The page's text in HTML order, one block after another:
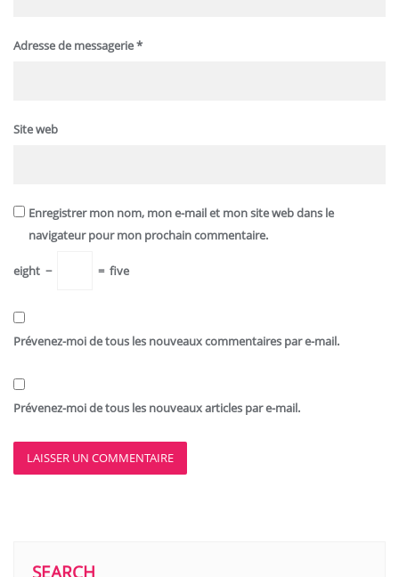
Adresse de messagerie*
Site web
Enregistrer mon nom, mon e-mail et mon site web dans le
navigateur pour mon prochain commentaire.
eight − = five
Prévenez-moi de tous les nouveaux commentaires par e-mail.
Prévenez-moi de tous les nouveaux articles par e-mail.